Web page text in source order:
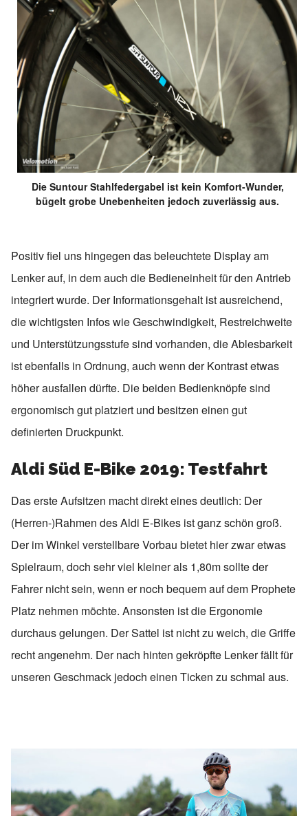
Die Suntour Stahlfedergabel ist kein Komfort-Wunder,
bügelt grobe Unebenheiten jedoch zuverlässig aus.
Positiv fiel uns hingegen das beleuchtete Display am
Lenker auf, in dem auch die Bedieneinheit für den Antrieb
integriert wurde. Der Informationsgehalt ist ausreichend,
die wichtigsten Infos wie Geschwindigkeit, Restreichweite
und Unterstützungsstufe sind vorhanden, die Ablesbarkeit
ist ebenfalls in Ordnung, auch wenn der Kontrast etwas
höher ausfallen dürfte. Die beiden Bedienknöpfe sind
ergonomisch gut platziert und besitzen einen gut
definierten Druckpunkt.
Aldi Süd E-Bike 2019: Testfahrt
Das erste Aufsitzen macht direkt eines deutlich: Der
(Herren-)Rahmen des Aldi E-Bikes ist ganz schön groß.
Der im Winkel verstellbare Vorbau bietet hier zwar etwas
Spielraum, doch sehr viel kleiner als 1,80m sollte der
Fahrer nicht sein, wenn er noch bequem auf dem Prophete
Platz nehmen möchte. Ansonsten ist die Ergonomie
durchaus gelungen. Der Sattel ist nicht zu weich, die Griffe
recht angenehm. Der nach hinten gekröpfte Lenker fällt für
unseren Geschmack jedoch einen Ticken zu schmal aus.